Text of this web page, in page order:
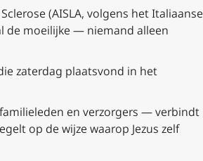
(AISLA, volgens het Italiaanse
de moeilijke — niemand alleen
zaterdag plaatsvond in het
en verzorgers — verbindt
op de wijze waarop Jezus zelf